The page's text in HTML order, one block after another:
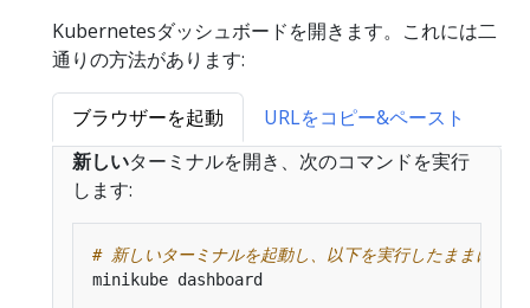
Kubernetesダッシュボードを開きます。これには二
通りの方法があります:
ブラウザーを起動
URLをコピー&ペースト
新しいターミナルを開き、次のコマンドを実行
します:
# 新しいターミナルを起動し、以下を実行したままにしま